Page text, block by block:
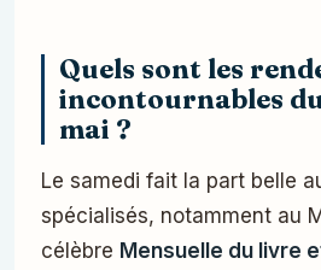
Quels sont les
incontournables
mai ?
Le samedi fait la part belle
spécialisés, notamment au
célèbre Mensuelle du livre